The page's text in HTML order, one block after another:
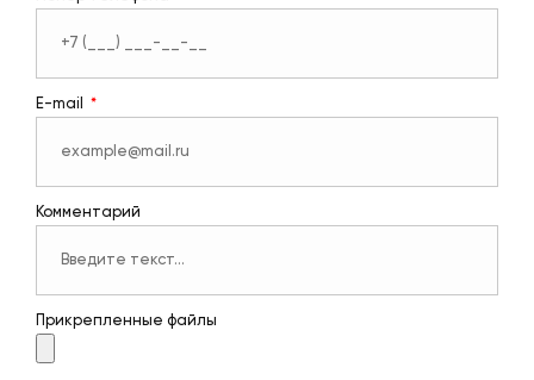
E-mail
Комментарий
Прикрепленные файлы